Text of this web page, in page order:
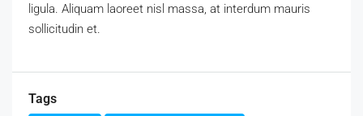
ligula. Aliquam laoreet nisl massa, at interdum mauris
sollicitudin et.
Tags